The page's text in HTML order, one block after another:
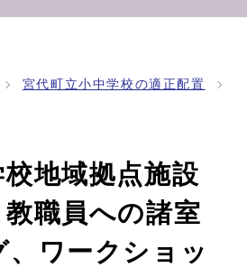
宮代町立小中学校の適正配置
校地域拠点施設
職員への諸室
、ワークショッ